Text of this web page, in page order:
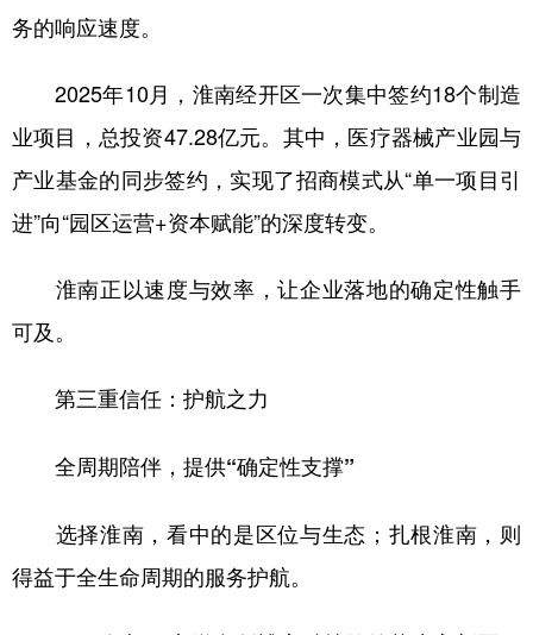
务的响应速度。
2025年10月，淮南经开区一次集中签约18个制造
业项目，总投资47.28亿元。其中，医疗器械产业园与
产业基金的同步签约，实现了招商模式从“单一项目引
进”向“园区运营+资本赋能”的深度转变。
淮南正以速度与效率，让企业落地的确定性触手
可及。
第三重信任：护航之力
全周期陪伴，提供“确定性支撑”
选择淮南，看中的是区位与生态；扎根淮南，则
得益于全生命周期的服务护航。